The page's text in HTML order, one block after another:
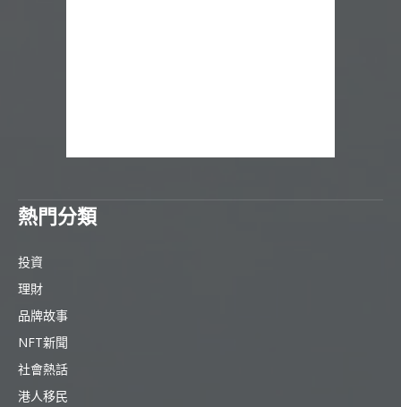
熱門分類
投資
理財
品牌故事
NFT新聞
社會熱話
港人移民